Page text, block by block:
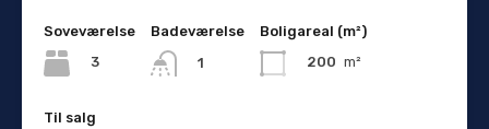
Soveværelse
3
Badeværelse
1
Boligareal (m²)
200 m²
Til salg